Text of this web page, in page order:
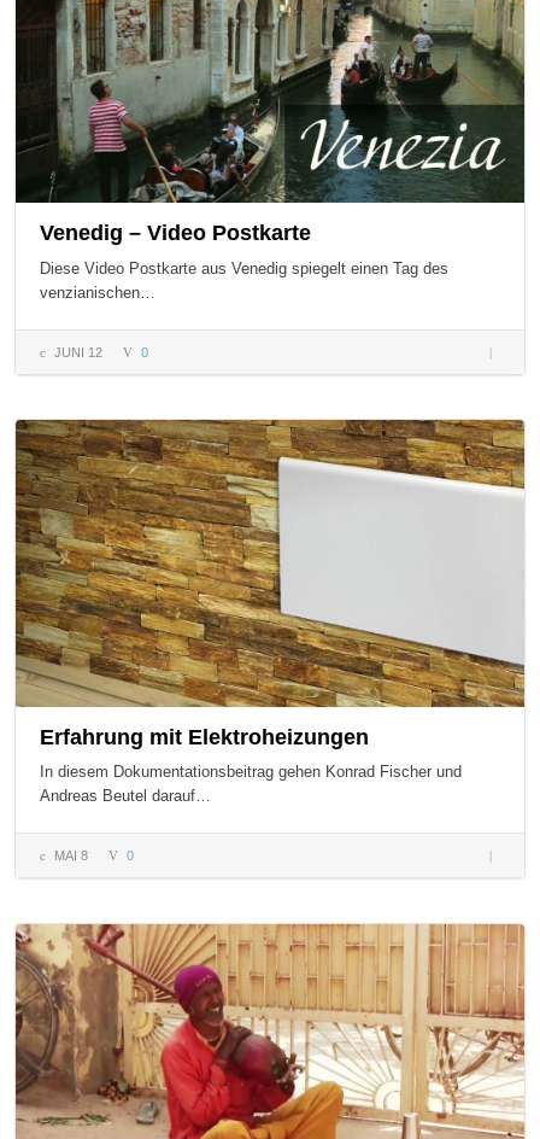
Venedig – Video Postkarte
Diese Video Postkarte aus Venedig spiegelt einen Tag des
venzianischen…
JUNI 12 0
– Video
Erfahrung mit Elektroheizungen
In diesem Dokumentationsbeitrag gehen Konrad Fischer und
Andreas Beutel darauf…
MAI 8 0